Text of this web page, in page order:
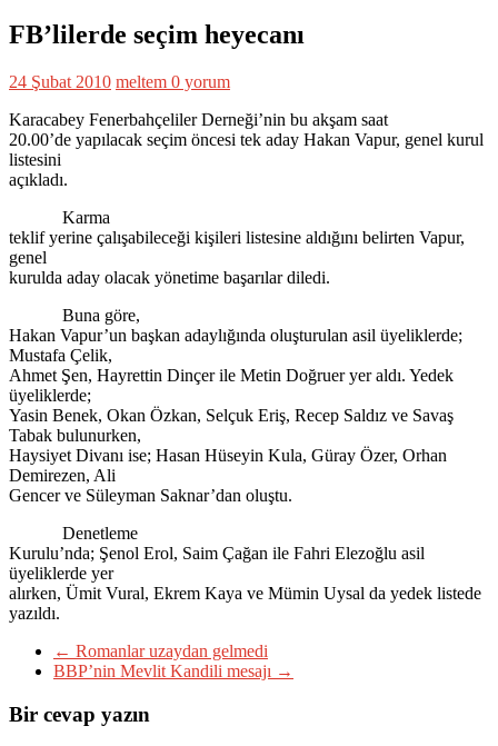
FB’lilerde seçim heyecanı
24 Şubat 2010 meltem 0 yorum
Karacabey Fenerbahçeliler Derneği’nin bu akşam saat
20.00’de yapılacak seçim öncesi tek aday Hakan Vapur, genel kurul
listesini
açıkladı.
Karma
teklif yerine çalışabileceği kişileri listesine aldığını belirten Vapur,
genel
kurulda aday olacak yönetime başarılar diledi.
Buna göre,
Hakan Vapur’un başkan adaylığında oluşturulan asil üyeliklerde;
Mustafa Çelik,
Ahmet Şen, Hayrettin Dinçer ile Metin Doğruer yer aldı. Yedek
üyeliklerde;
Yasin Benek, Okan Özkan, Selçuk Eriş, Recep Saldız ve Savaş
Tabak bulunurken,
Haysiyet Divanı ise; Hasan Hüseyin Kula, Güray Özer, Orhan
Demirezen, Ali
Gencer ve Süleyman Saknar’dan oluştu.
Denetleme
Kurulu’nda; Şenol Erol, Saim Çağan ile Fahri Elezoğlu asil
üyeliklerde yer
alırken, Ümit Vural, Ekrem Kaya ve Mümin Uysal da yedek listede
yazıldı.
← Romanlar uzaydan gelmedi
BBP’nin Mevlit Kandili mesajı →
Bir cevap yazın